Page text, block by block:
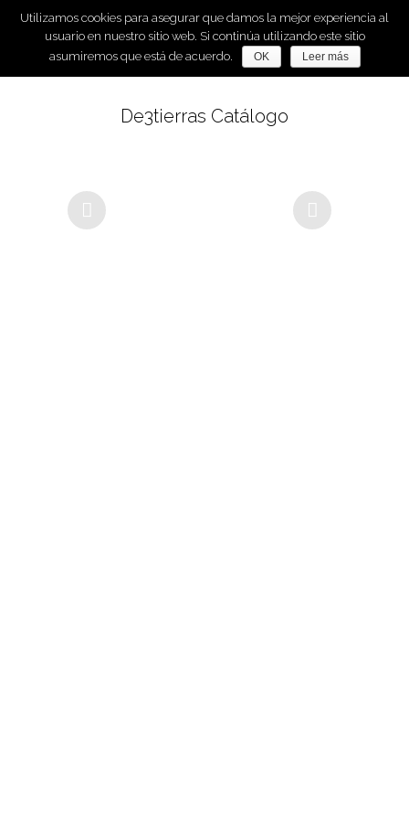
De3tierras Catálogo
Utilizamos cookies para asegurar que damos la mejor experiencia al
usuario en nuestro sitio web. Si continúa utilizando este sitio
asumiremos que está de acuerdo.
OK Leer más